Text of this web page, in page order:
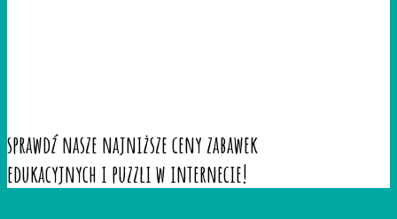
sprawdź nasze najniższe ceny zabawek
edukacyjnych i puzzli w internecie!